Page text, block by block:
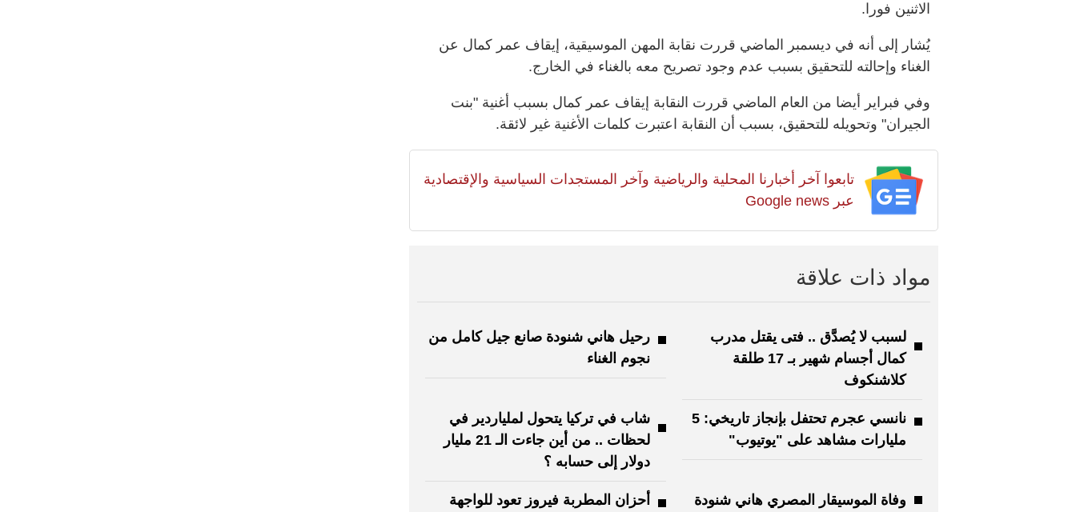
الاثنين فورا.
يُشار إلى أنه في ديسمبر الماضي قررت نقابة المهن الموسيقية، إيقاف عمر كمال عن
الغناء وإحالته للتحقيق بسبب عدم وجود تصريح معه بالغناء في الخارج.
وفي فبراير أيضا من العام الماضي قررت النقابة إيقاف عمر كمال بسبب أغنية "بنت
الجيران" وتحويله للتحقيق، بسبب أن النقابة اعتبرت كلمات الأغنية غير لائقة.
تابعوا آخر أخبارنا المحلية والرياضية وآخر المستجدات السياسية والإقتصادية
عبر Google news
مواد ذات علاقة
لسبب لا يُصدَّق .. فتى يقتل مدرب
كمال أجسام شهير بـ 17 طلقة
كلاشنكوف
رحيل هاني شنودة صانع جيل كامل من
نجوم الغناء
نانسي عجرم تحتفل بإنجاز تاريخي: 5
مليارات مشاهد على "يوتيوب"
شاب في تركيا يتحول لملياردير في
لحظات .. من أين جاءت الـ 21 مليار
دولار إلى حسابه ؟
وفاة الموسيقار المصري هاني شنودة
أحزان المطربة فيروز تعود للواجهة